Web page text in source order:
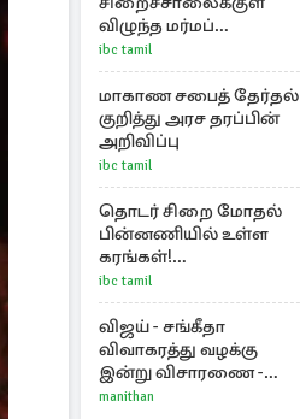
விழுந்த மர்மப்
பொதியால் வெடித்த
மோதல் - ஒருவர் பலி :
பலர் காயம்
ibc tamil
மாகாண சபைத் தேர்தல்
குறித்து அரச தரப்பின்
அறிவிப்பு
ibc tamil
தொடர் சிறை மோதல்
பின்னணியில் உள்ள
கரங்கள்!
அரசாங்கத்துக்கு
கிடைத்த புலனாய்வு
தகவல்
ibc tamil
விஜய் - சங்கீதா
விவாகரத்து வழக்கு
இன்று விசாரணை -
காணொளி மூலம்
manithan